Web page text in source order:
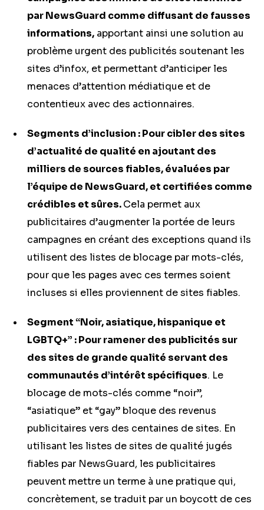
par NewsGuard comme diffusant de fausses
informations, apportant ainsi une solution au
problème urgent des publicités soutenant les
sites d’infox, et permettant d’anticiper les
menaces d’attention médiatique et de
contentieux avec des actionnaires.
Segments d’inclusion : Pour cibler des sites
d’actualité de qualité en ajoutant des
milliers de sources fiables, évaluées par
l’équipe de NewsGuard, et certifiées comme
crédibles et sûres.Cela permet aux
publicitaires d’augmenter la portée de leurs
campagnes en créant des exceptions quand ils
utilisent des listes de blocage par mots-clés,
pour que les pages avec ces termes soient
incluses si elles proviennent de sites fiables.
Segment “Noir, asiatique, hispanique et
LGBTQ+” : Pour ramener des publicités sur
des sites de grande qualité servant des
communautés d’intérêt spécifiques. Le
blocage de mots-clés comme “noir”,
“asiatique” et “gay” bloque des revenus
publicitaires vers des centaines de sites. En
utilisant les listes de sites de qualité jugés
fiables par NewsGuard, les publicitaires
peuvent mettre un terme à une pratique qui,
concrètement, se traduit par un boycott de ces